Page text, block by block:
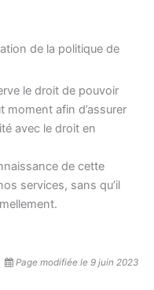
de la politique de
le droit de pouvoir
moment afin d’assurer
avec le droit en
de cette
services, sans qu’il
Page modifiée le 9 juin 2023